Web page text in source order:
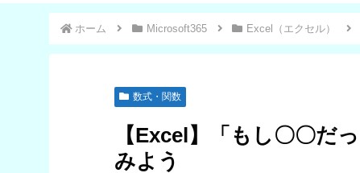
ホーム Microsoft365 Excel（エクセル）
数式・関数
【Excel】「もし〇〇だ
みよう